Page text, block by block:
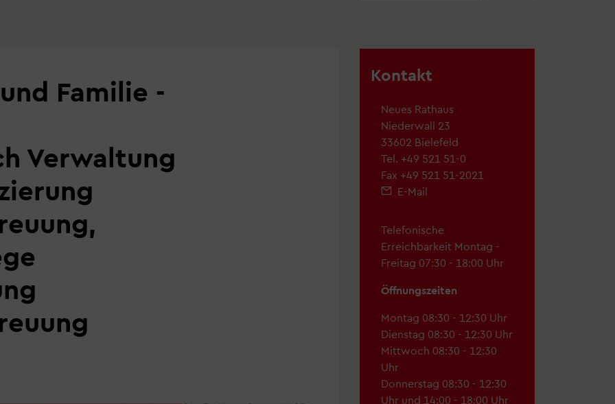
Familie -
Verwaltung
Kontakt
Neues Rathaus
Niederwall 23
33602 Bielefeld
Tel. +49 521 51-0
Fax +49 521 51-2021
E-Mail
Telefonische
Erreichbarkeit Montag -
Freitag 07:30 - 18:00 Uhr
Öffnungszeiten
Montag 08:30 - 12:30 Uhr
Dienstag 08:30 - 12:30 Uhr
Mittwoch 08:30 - 12:30
Uhr
Donnerstag 08:30 - 12:30
Uhr und 14:00 - 18:00 Uhr